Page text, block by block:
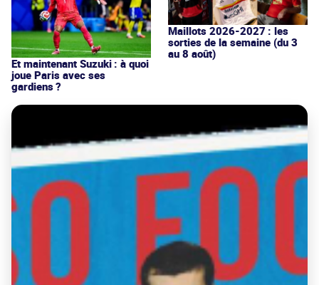
Et maintenant Suzuki : à quoi
joue Paris avec ses
gardiens ?
Maillots 2026-2027 : les
sorties de la semaine (du 3
au 8 août)